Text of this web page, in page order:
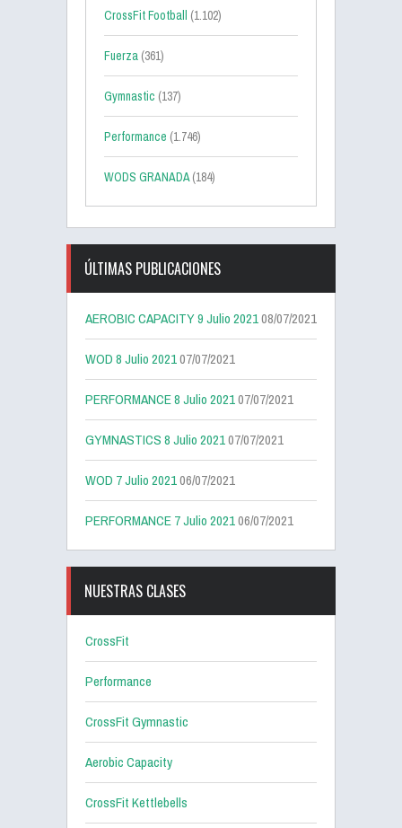
CrossFit Football (1.102)
Fuerza (361)
Gymnastic (137)
Performance (1.746)
WODS GRANADA(184)
ÚLTIMAS PUBLICACIONES
AEROBIC CAPACITY 9 Julio 202108/07/2021
WOD 8 Julio 202107/07/2021
PERFORMANCE 8 Julio 202107/07/2021
GYMNASTICS 8 Julio 202107/07/2021
WOD 7 Julio 202106/07/2021
PERFORMANCE 7 Julio 202106/07/2021
NUESTRAS CLASES
CrossFit
Performance
CrossFit Gymnastic
Aerobic Capacity
CrossFit Kettlebells